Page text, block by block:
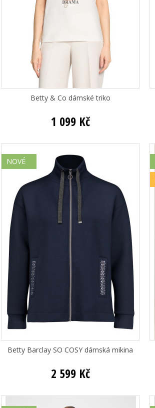
Betty & Co dámské triko
1 099 Kč
NOVÉ
Betty Barclay SO COSY dámská mikina
2 599 Kč